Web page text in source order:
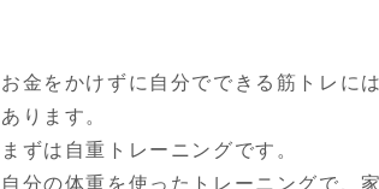
お金をかけずに自分でできる筋トレに
あります。
まずは自重トレーニングです。
自分の体重を使ったトレーニングで、